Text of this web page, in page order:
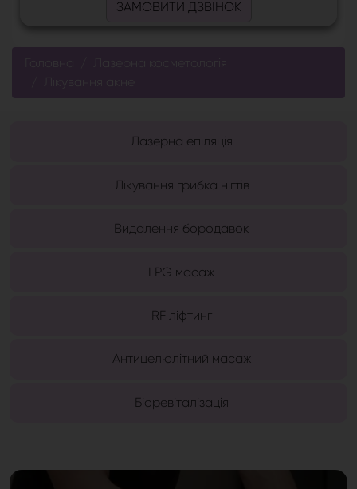
ЗАМОВИТИ ДЗВІНОК
Головна
Лазерна косметологія
Лікування акне
Лазерна епіляція
Лікування грибка нігтів
Видалення бородавок
LPG масаж
RF ліфтинг
Антицелюлітний масаж
Біоревіталізація